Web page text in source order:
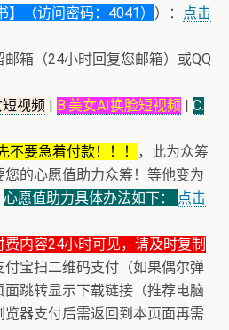
】（访问密码：4041） ）：
点击
箱（24小时回复您邮箱）或QQ
视频 | B.美女AI换脸短视频 | C.
不要急着付款！！！
，此为众筹
的心愿值助力众筹！等他变为
心愿值助力具体办法如下：
点击
费内容24小时可见，请及时复制
付宝扫二维码支付（如果偶尔弹
跳转显示下载链接（推荐电脑
器支付后需返回到本页面再需
频或点击随机播放、换个视频